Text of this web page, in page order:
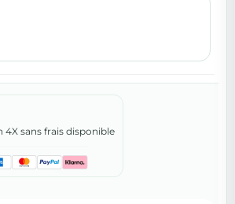
4X sans frais disponible